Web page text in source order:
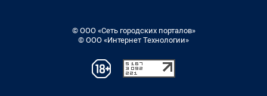
© ООО «Сеть городских порталов»
© ООО «Интернет Технологии»